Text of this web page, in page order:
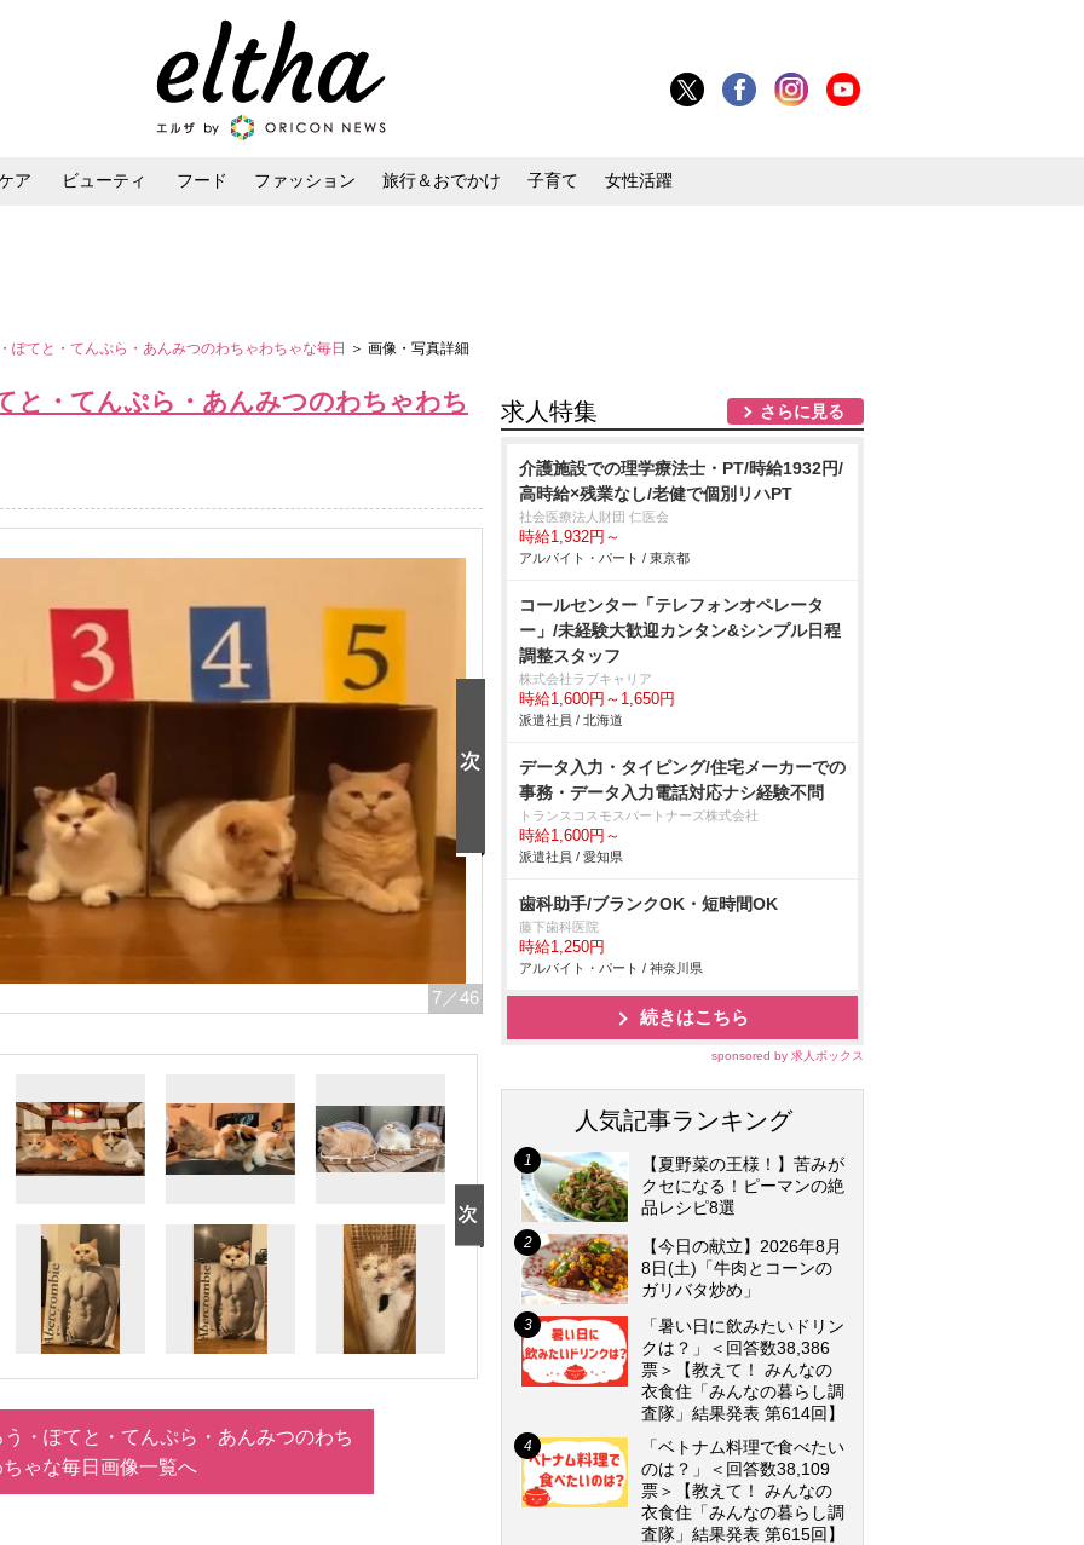
ア ビューティ フード ファッション 旅行＆おでかけ 子育て 女性活躍
ぽてと・てんぷら・あんみつのわちゃわちゃな毎日 ＞ 画像・写真詳細
と・てんぷら・あんみつのわちゃわち
7 ／46
・ぽてと・てんぷら・あんみつのわち
ゃな毎日画像一覧へ
求人特集 さらに見る
介護施設での理学療法士・PT/時給1932円/
高時給×残業なし/老健で個別リハPT
社会医療法人財団 仁医会
時給1,932円～
アルバイト・パート / 東京都
コールセンター「テレフォンオペレータ
ー」/未経験大歓迎カンタン&シンプル日程
調整スタッフ
株式会社ラブキャリア
時給1,600円～1,650円
派遣社員 / 北海道
データ入力・タイピング/住宅メーカーでの
事務・データ入力電話対応ナシ経験不問
トランスコスモスパートナーズ株式会社
時給1,600円～
派遣社員 / 愛知県
歯科助手/ブランクOK・短時間OK
藤下歯科医院
時給1,250円
アルバイト・パート / 神奈川県
続きはこちら
sponsored by 求人ボックス
人気記事ランキング
【夏野菜の王様！】苦みが
クセになる！ピーマンの絶
品レシピ8選
【今日の献立】2026年8月
8日(土)「牛肉とコーンの
ガリバタ炒め」
「暑い日に飲みたいドリン
クは？」＜回答数38,386
票＞【教えて！ みんなの
衣食住「みんなの暮らし調
査隊」結果発表 第614回】
「ベトナム料理で食べたい
のは？」＜回答数38,109
票＞【教えて！ みんなの
衣食住「みんなの暮らし調
査隊」結果発表 第615回】